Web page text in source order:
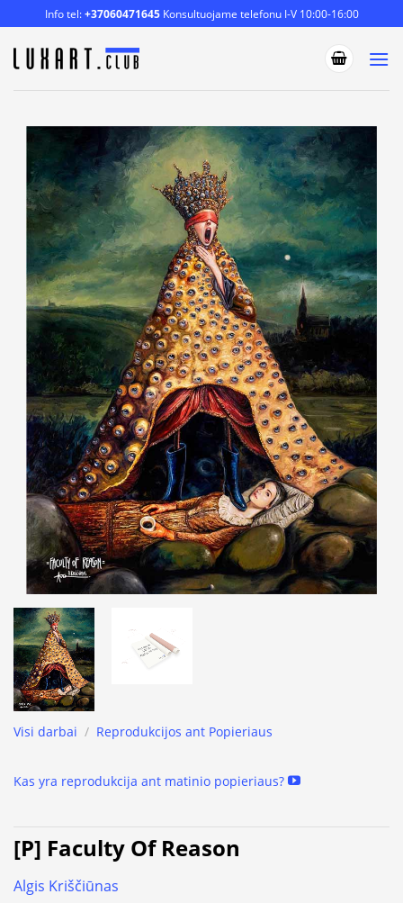
to
content
Info tel:+37060471645Konsultuojame telefonu I-V 10:00-16:00
Visi darbai / Reprodukcijos ant Popieriaus
Kas yra reprodukcija ant matinio popieriaus?
[P] Faculty Of Reason
Algis Kriščiūnas